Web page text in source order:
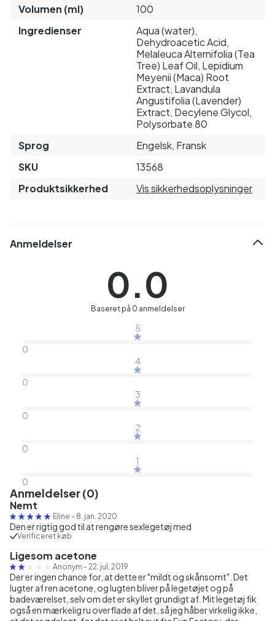
Volumen (ml)
100
Ingredienser
Aqua (water),
Dehydroacetic Acid,
Melaleuca Alternifolia (Tea
Tree) Leaf Oil, Lepidium
Meyenii (Maca) Root
Extract, Lavandula
Angustifolia (Lavender)
Extract, Decylene Glycol,
Polysorbate 80
Sprog
Engelsk, Fransk
SKU
13568
Produktsikkerhed
Vis sikkerhedsoplysninger
Anmeldelser
0.0
Baseret på 0 anmeldelser
5
0
4
0
3
0
2
0
1
0
Anmeldelser (0)
Nemt
Eline - 8. jan. 2020
Den er rigtig god til at rengøre sexlegetøj med
Verificeret køb
Ligesom acetone
Anonym - 22. jul. 2019
Der er ingen chance for, at dette er "mildt og skånsomt". Det
lugter af ren acetone, og lugten bliver på legetøjet og på
badeværelset, selv om det er skyllet grundigt af. Mit legetøj fik
også en mærkelig ru overflade af det, så jeg håber virkelig ikke,